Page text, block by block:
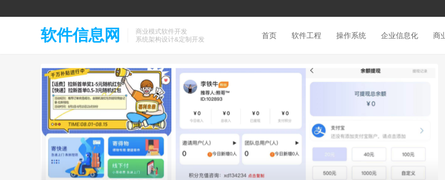
软件信息网
商业模式软件开发
系统架构设计&定制开发
首页 软件工程 操作系统 企业信息化 商